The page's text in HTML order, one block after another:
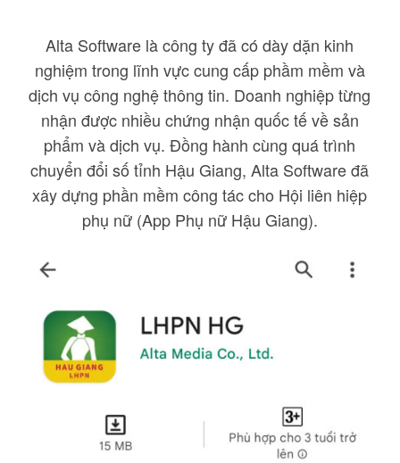
Alta Software là công ty đã có dày dặn kinh
nghiệm trong lĩnh vực cung cấp phầm mềm và
dịch vụ công nghệ thông tin. Doanh nghiệp từng
nhận được nhiều chứng nhận quốc tế về sản
phẩm và dịch vụ. Đồng hành cùng quá trình
chuyển đổi số tỉnh Hậu Giang, Alta Software đã
xây dựng phần mềm công tác cho Hội liên hiệp
phụ nữ (App Phụ nữ Hậu Giang).